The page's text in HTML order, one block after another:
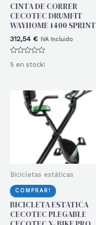
CINTA DE CORRER
CECOTEC DRUMFIT
WAYHOME 1400 SPRINT
312,54 € IVA Incluido
con
5 en stock!
Bicicletas estáticas
COMPRAR!
BICICLETA ESTATICA
CECOTEC PLEGABLE